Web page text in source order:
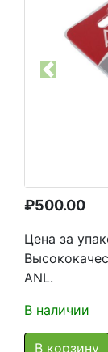
Previous
₽500.00
Цена за
ANL.
В наличии
В корзину